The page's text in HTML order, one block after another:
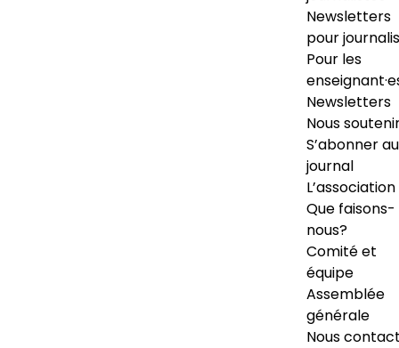
Newsletters
pour
Pour les
Newsletters
Nous
S’abonner au
journal
L’association
Que faisons-
nous?
Comité et
équipe
Assemblée
générale
Nous